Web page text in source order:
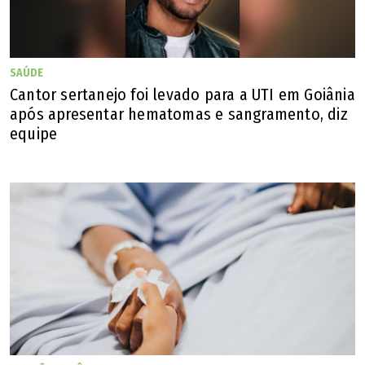
SAÚDE
Cantor sertanejo foi levado para a UTI em Goiânia
após apresentar hematomas e sangramento, diz
equipe